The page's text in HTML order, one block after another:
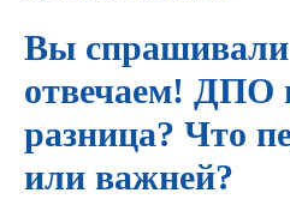
Вы
отвечаем! ДПО
разница? Что
или важней?